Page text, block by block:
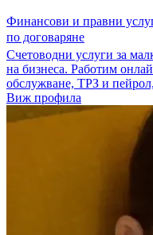
Финансови и правни
по договаряне
Счетоводни услуги за
на бизнеса. Работим
обслужване, ТРЗ и
Виж профила